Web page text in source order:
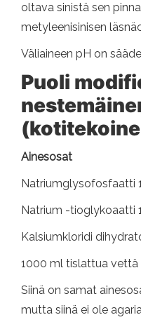
oltava sinistä sen
metyleenisinisen
Väliaineen pH on
Puoli
Ainesosat
Natriumglysofosfaatti
Natrium -tioglykoaatti
Kalsiumkloridi
1000 ml tislattua vettä
Siinä on samat
mutta siinä ei ole